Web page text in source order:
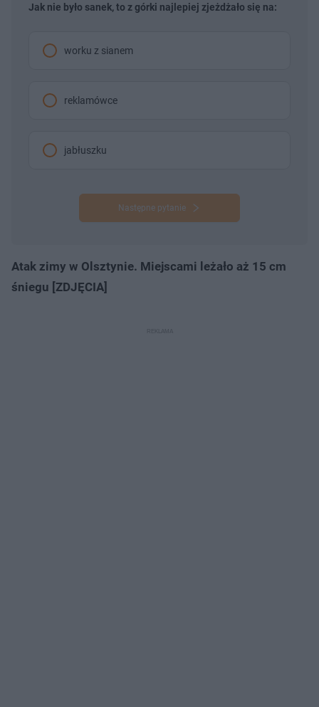
Jak nie było sanek, to z górki najlepiej zjeżdżało się na:
worku z sianem
reklamówce
jabłuszku
Następne pytanie
Atak zimy w Olsztynie. Miejscami leżało aż 15 cm
śniegu [ZDJĘCIA]